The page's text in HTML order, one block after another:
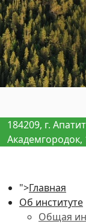
184209, г.
Академгородок,
">Главная
Об институте
Общая